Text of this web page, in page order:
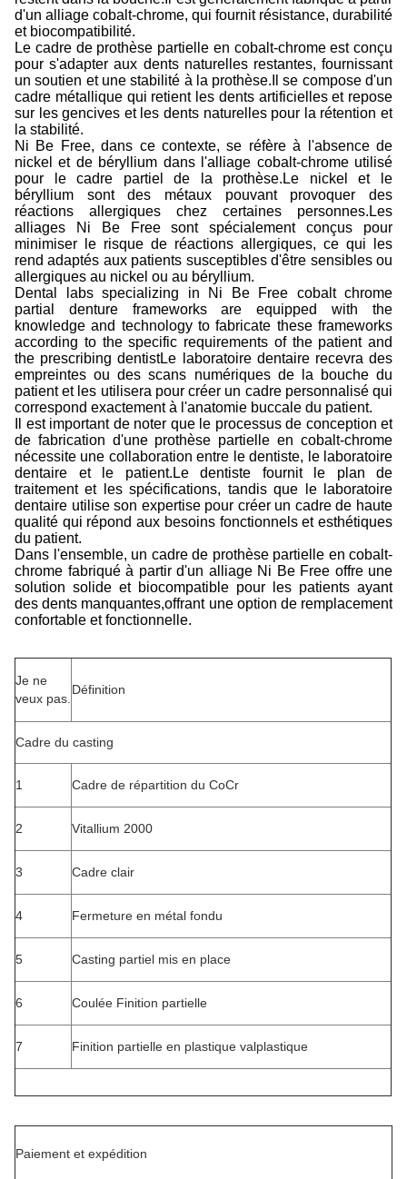
d'un alliage cobalt-chrome, qui fournit résistance, durabilité
et biocompatibilité.
Le cadre de prothèse partielle en cobalt-chrome est conçu
pour s'adapter aux dents naturelles restantes, fournissant
un soutien et une stabilité à la prothèse.Il se compose d'un
cadre métallique qui retient les dents artificielles et repose
sur les gencives et les dents naturelles pour la rétention et
la stabilité.
Ni Be Free, dans ce contexte, se réfère à l'absence de
nickel et de béryllium dans l'alliage cobalt-chrome utilisé
pour le cadre partiel de la prothèse.Le nickel et le
béryllium sont des métaux pouvant provoquer des
réactions allergiques chez certaines personnes.Les
alliages Ni Be Free sont spécialement conçus pour
minimiser le risque de réactions allergiques, ce qui les
rend adaptés aux patients susceptibles d'être sensibles ou
allergiques au nickel ou au béryllium.
Dental labs specializing in Ni Be Free cobalt chrome
partial denture frameworks are equipped with the
knowledge and technology to fabricate these frameworks
according to the specific requirements of the patient and
the prescribing dentistLe laboratoire dentaire recevra des
empreintes ou des scans numériques de la bouche du
patient et les utilisera pour créer un cadre personnalisé qui
correspond exactement à l'anatomie buccale du patient.
Il est important de noter que le processus de conception et
de fabrication d'une prothèse partielle en cobalt-chrome
nécessite une collaboration entre le dentiste, le laboratoire
dentaire et le patient.Le dentiste fournit le plan de
traitement et les spécifications, tandis que le laboratoire
dentaire utilise son expertise pour créer un cadre de haute
qualité qui répond aux besoins fonctionnels et esthétiques
du patient.
Dans l'ensemble, un cadre de prothèse partielle en cobalt-
chrome fabriqué à partir d'un alliage Ni Be Free offre une
solution solide et biocompatible pour les patients ayant
des dents manquantes,offrant une option de remplacement
confortable et fonctionnelle.
Je ne
veux pas.
Définition
Cadre du casting
1 Cadre de répartition du CoCr
2 Vitallium 2000
3 Cadre clair
4 Fermeture en métal fondu
5 Casting partiel mis en place
6 Coulée Finition partielle
7 Finition partielle en plastique valplastique
Paiement et expédition